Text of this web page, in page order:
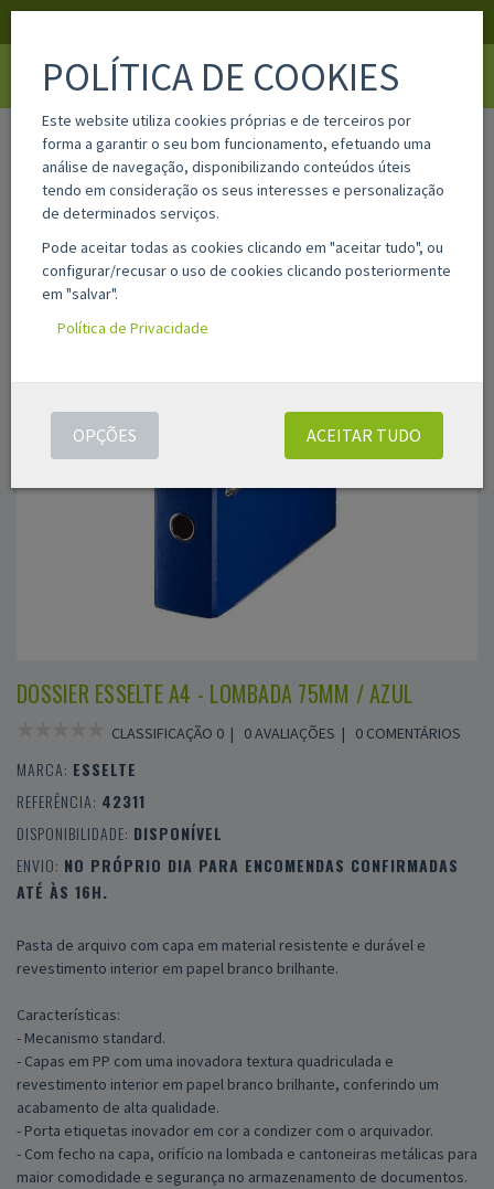
home 42311
DOSSIER ESSELTE A4 - LOMBADA 75MM / AZUL
CLASSIFICAÇÃO 0 | 0 AVALIAÇÕES | 0 COMENTÁRIOS
MARCA: ESSELTE
REFERÊNCIA: 42311
DISPONIBILIDADE: DISPONÍVEL
ENVIO: NO PRÓPRIO DIA PARA ENCOMENDAS CONFIRMADAS
ATÉ ÀS 16H.
Pasta de arquivo com capa em material resistente e durável e
revestimento interior em papel branco brilhante.
Características:
- Mecanismo standard.
- Capas em PP com uma inovadora textura quadriculada e
revestimento interior em papel branco brilhante, conferindo um
acabamento de alta qualidade.
- Porta etiquetas inovador em cor a condizer com o arquivador.
- Com fecho na capa, orifício na lombada e cantoneiras metálicas para
maior comodidade e segurança no armazenamento de documentos.
POLÍTICA DE COOKIES
Este website utiliza cookies próprias e de terceiros por
forma a garantir o seu bom funcionamento, efetuando uma
análise de navegação, disponibilizando conteúdos úteis
tendo em consideração os seus interesses e personalização
de determinados serviços.
Pode aceitar todas as cookies clicando em "aceitar tudo", ou
configurar/recusar o uso de cookies clicando posteriormente
em "salvar".
Política de Privacidade
ACEITAR TUDO
OPÇÕES